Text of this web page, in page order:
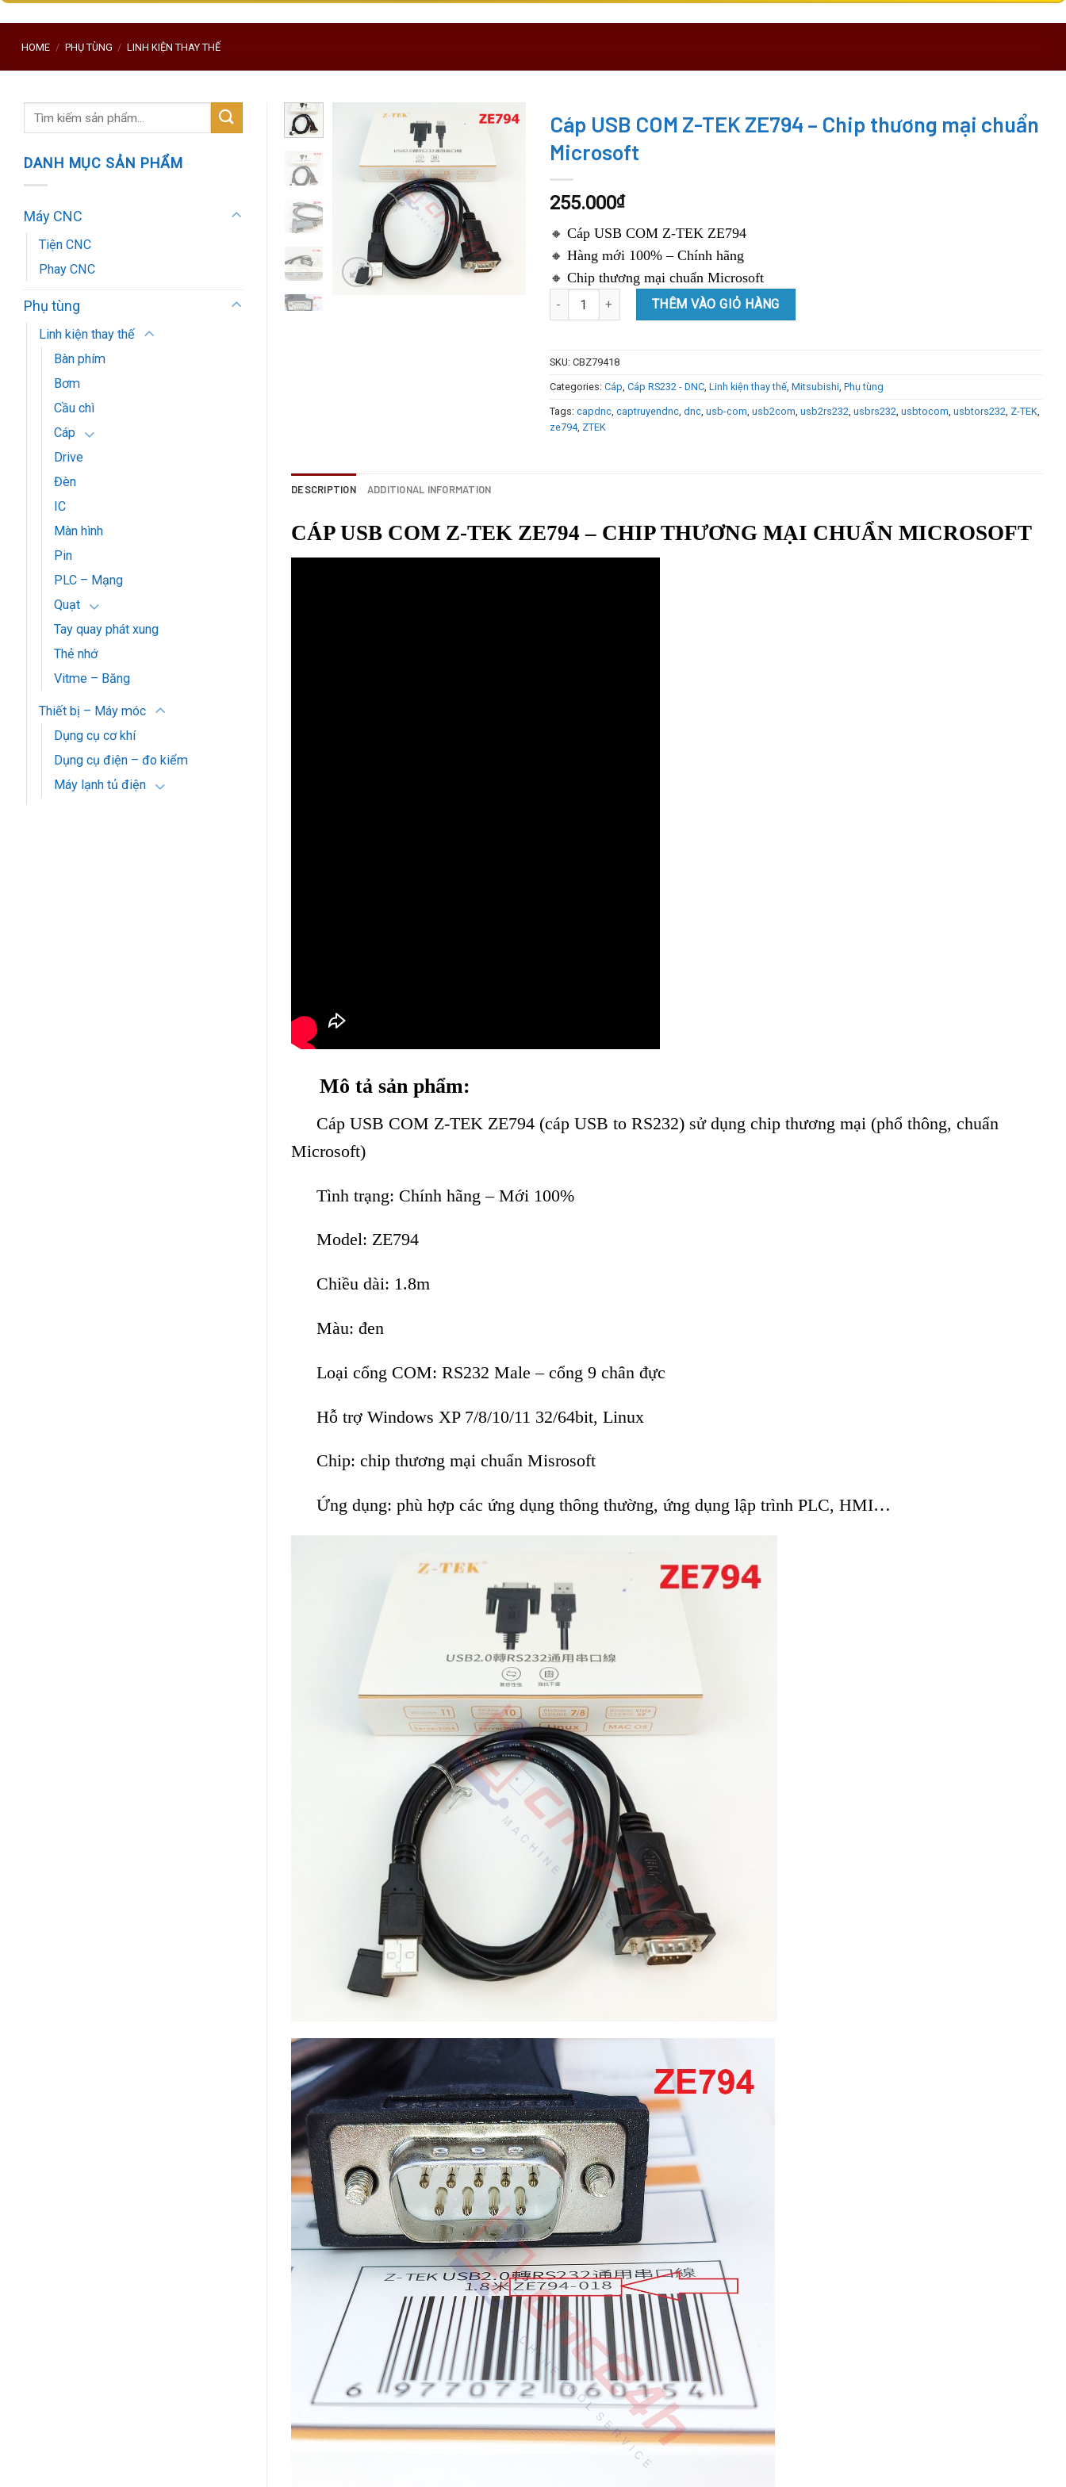
HOME / PHỤ TÙNG / LINH KIỆN THAY THẾ
Search
DANH MỤC SẢN PHẨM
Máy CNC
Tiện CNC
Phay CNC
Phụ tùng
Linh kiện thay thế
Bàn phím
Bơm
Cầu chì
Cáp
Drive
Đèn
IC
Màn hình
Pin
PLC – Mạng
Quạt
Tay quay phát xung
Thẻ nhớ
Vitme – Băng
Thiết bị – Máy móc
Dụng cụ cơ khí
Dụng cụ điện – đo kiểm
Máy lạnh tủ điện
Cáp USB COM Z-TEK ZE794 – Chip thương mại chuẩn
Microsoft
255.000₫
🔸 Cáp USB COM Z-TEK ZE794
🔸 Hàng mới 100% – Chính hãng
🔸 Chip thương mại chuẩn Microsoft
Cáp USB COM Z-TEK ZE794 - Chip thương mại chuẩn Microsoft quantity
THÊM VÀO GIỎ HÀNG
SKU: CBZ79418
Categories: Cáp Cáp RS232 - DNC, Linh kiện thay thế, Mitsubishi, Phụ tùng
Tags: capdnc, captruyendnc, dnc, usb-com usb2com usb2rs232 usbrs232 usbtocom usbtors232 Z-TEK,
ze794, ZTEK
DESCRIPTION ADDITIONAL INFORMATION
CÁP USB COM Z-TEK ZE794 – CHIP THƯƠNG MẠI CHUẨN MICROSOFT
Mô tả sản phẩm:
Cáp USB COM Z-TEK ZE794 (cáp USB to RS232) sử dụng chip thương mại (phổ thông, chuẩn
Microsoft)
Tình trạng: Chính hãng – Mới 100%
Model: ZE794
Chiều dài: 1.8m
Màu: đen
Loại cổng COM: RS232 Male – cổng 9 chân đực
Hỗ trợ Windows XP 7/8/10/11 32/64bit, Linux
Chip: chip thương mại chuẩn Misrosoft
Ứng dụng: phù hợp các ứng dụng thông thường, ứng dụng lập trình PLC, HMI…